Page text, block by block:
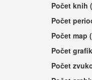
Počet knih
Počet
Počet map
Počet
Počet